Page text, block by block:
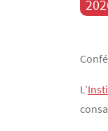
Texte
L’